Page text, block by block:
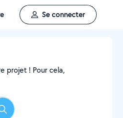
Se connecter
projet ! Pour cela,
Rechercher